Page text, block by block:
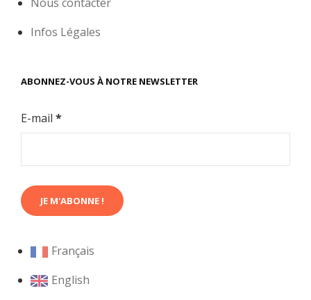
Infos Légales
ABONNEZ-VOUS À NOTRE NEWSLETTER
E-mail *
Français
English